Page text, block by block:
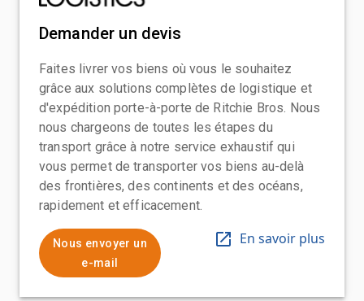
Demander un devis
Faites livrer vos biens où vous le souhaitez
grâce aux solutions complètes de logistique et
d'expédition porte-à-porte de Ritchie Bros. Nous
nous chargeons de toutes les étapes du
transport grâce à notre service exhaustif qui
vous permet de transporter vos biens au-delà
des frontières, des continents et des océans,
rapidement et efficacement.
Nous envoyer un
e-mail
En savoir plus